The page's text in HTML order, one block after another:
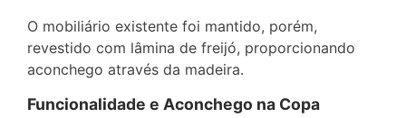
O mobiliário existente foi mantido, porém,
revestido com lâmina de freijó, proporcionando
aconchego através da madeira.
Funcionalidade e Aconchego na Copa